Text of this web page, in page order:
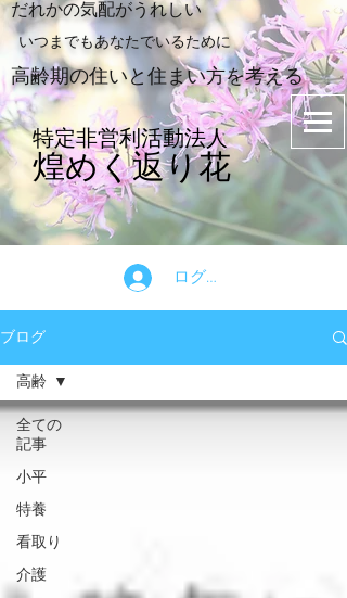
​だれかの気配がうれしい
​いつまでもあなたでいるために
​高齢期の住いと住まい方を考える
特定非営利活動法人
煌めく返り花
ログイン
ブログ
全ての
記事
小平
特養
看取り
介護
高齢